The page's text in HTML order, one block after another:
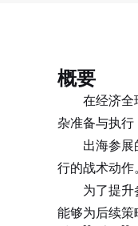
概要
在经济全球
杂准备与执行
出海参展的
行的战术动作
为了提升参
能够为后续策